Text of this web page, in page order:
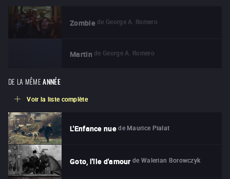
Zombie de George A. Romero
Martin de George A. Romero
DE LA MÊME ANNÉE
Voir la liste complète
L'Enfance nue de Maurice Pialat
Goto, l'île d'amour de Walerian Borowczyk